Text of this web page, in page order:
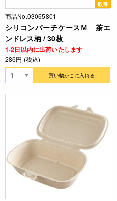
取寄
商品No.03065801
シリコンパーチケースＭ 茶エ
ンドレス柄 / 30枚
1-2日以内に出荷いたします
286円 (税込)
買い物かごに入れる